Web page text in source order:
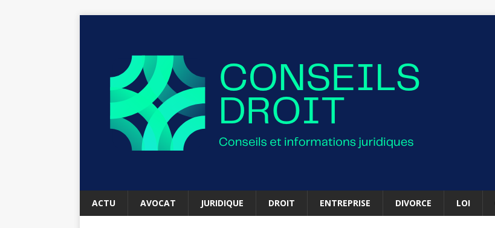
ACTU AVOCAT JURIDIQUE DROIT ENTREPRISE DIVORCE LOI